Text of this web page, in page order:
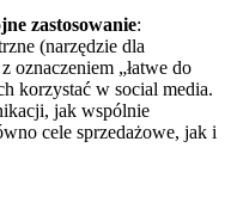
zastosowanie:
(narzędzie dla
oznaczeniem „łatwe do
korzystać w social media.
jak wspólnie
cele sprzedażowe, jak i